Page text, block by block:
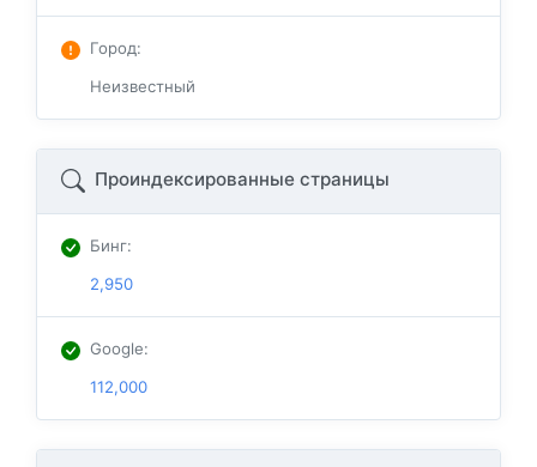
Город:
Неизвестный
Проиндексированные страницы
Бинг:
2,950
Google:
112,000